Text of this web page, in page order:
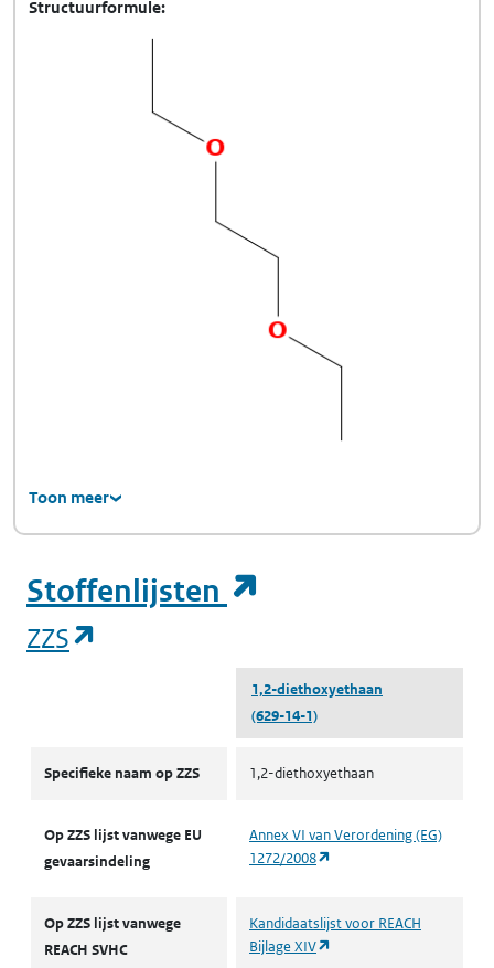
Structuurformule
Toon meer
Stoffenlijsten
ZZS
1,2-diethoxyethaan
(629-14-1)
Specifieke naam op ZZS 1,2-diethoxyethaan
Op ZZS lijst vanwege EU
gevaarsindeling
Annex VI van Verordening (EG)
1272/2008
Op ZZS lijst vanwege
REACH SVHC
Kandidaatslijst voor REACH
Bijlage XIV